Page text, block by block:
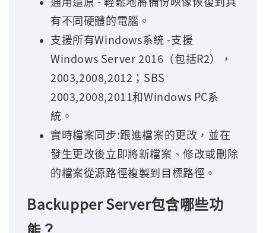
有不同硬體的電腦。
支援所有Windows系統 -支援
Windows Server 2016（包括R2），
2003,2008,2012；SBS
2003,2008,2011和Windows PC系
統。
實時檔案同步:跟進檔案的更改，並在
發生更改後立即將新檔案、修改或刪除
的檔案從源路徑複製到目標路徑。
Backupper Server包含哪些功